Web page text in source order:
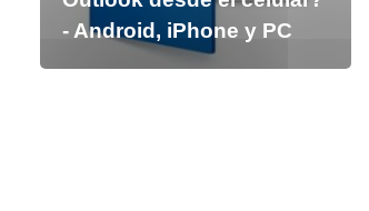
- Android, iPhone y PC